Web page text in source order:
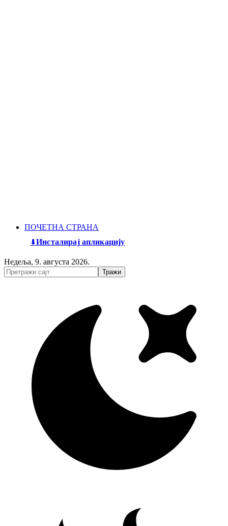
ПОЧЕТНА СТРАНА
Инсталирај апликацију
Недеља, 9. августа 2026.